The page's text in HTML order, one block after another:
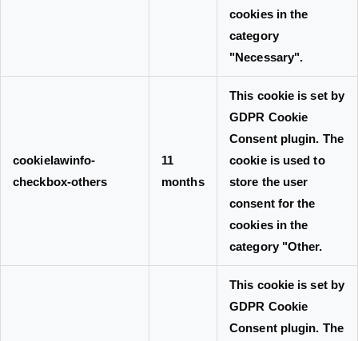
cookies in the
category
"Necessary".
cookielawinfo-
checkbox-others
11
months
This cookie is set by
GDPR Cookie
Consent plugin. The
cookie is used to
store the user
consent for the
cookies in the
category "Other.
This cookie is set by
GDPR Cookie
Consent plugin. The